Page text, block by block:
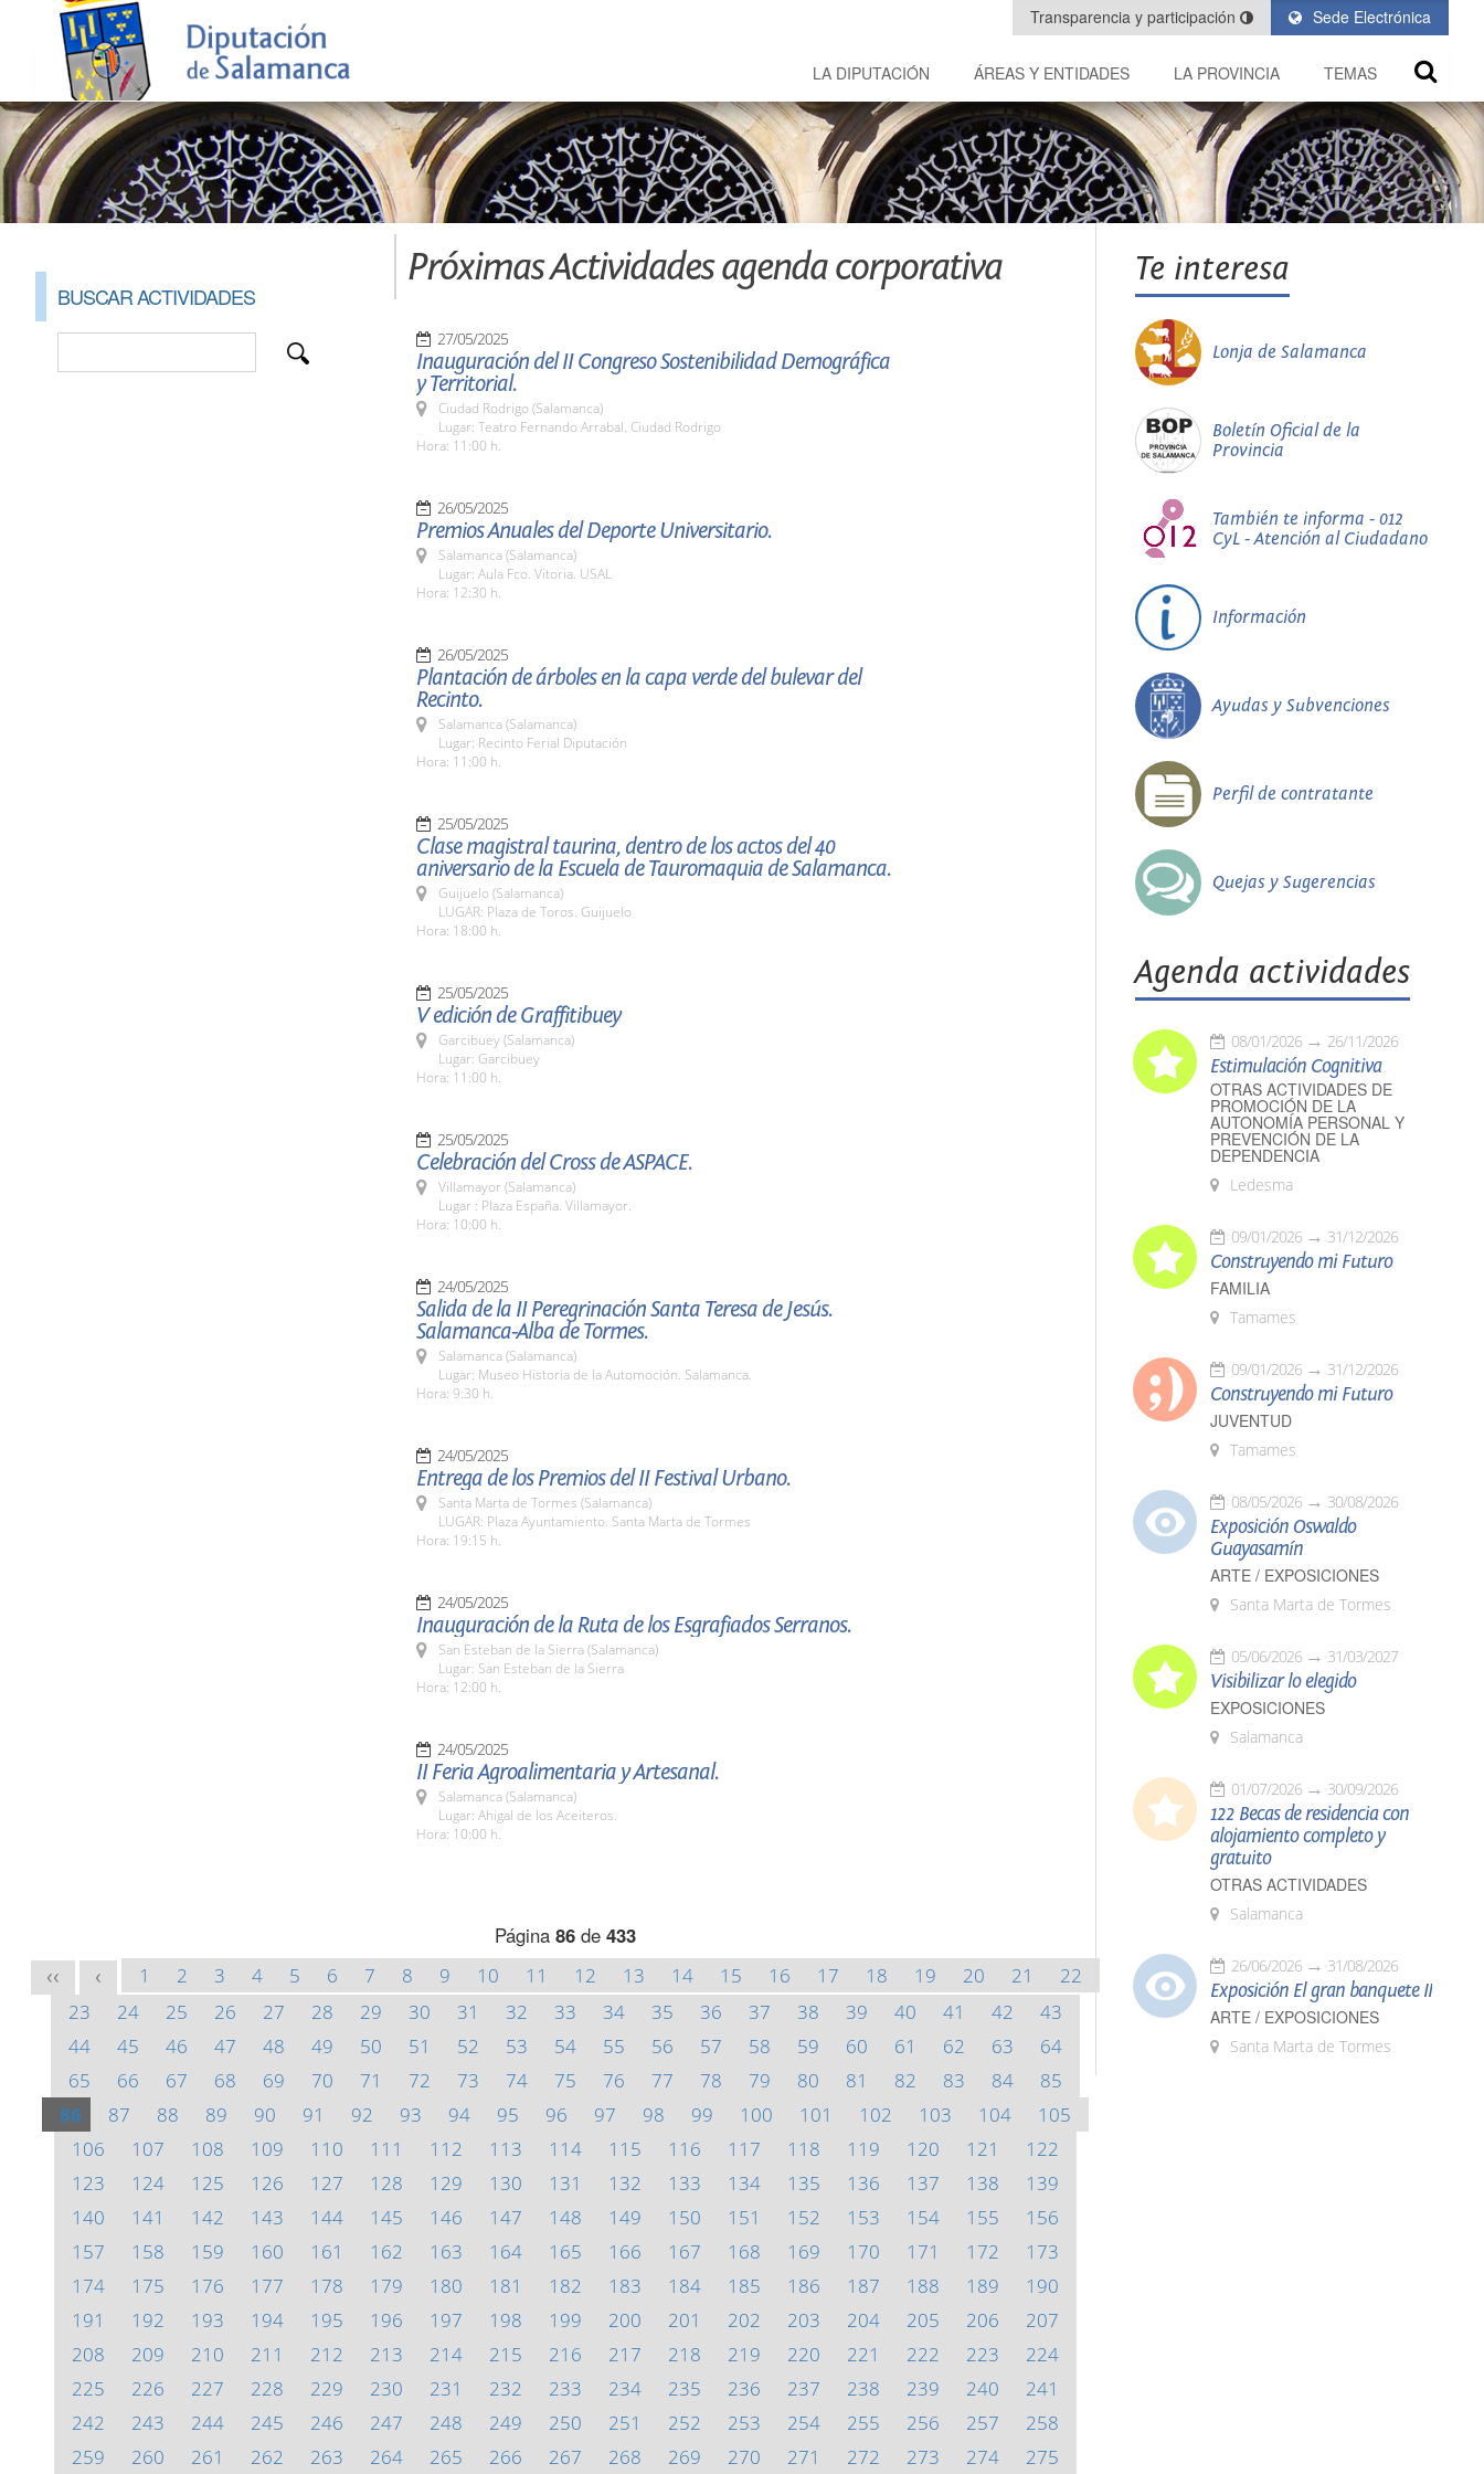
Sede Electrónica
Transparencia y participación
LA DIPUTACIÓN ÁREAS Y ENTIDADES LA PROVINCIA TEMAS
BUSCAR ACTIVIDADES
Próximas Actividades agenda corporativa
27/05/2025
Inauguración del II Congreso Sostenibilidad Demográfica
y Territorial.
Ciudad Rodrigo (Salamanca)
Lugar: Teatro Fernando Arrabal. Ciudad Rodrigo
Hora: 11:00 h.
26/05/2025
Premios Anuales del Deporte Universitario.
Salamanca (Salamanca)
Lugar: Aula Fco. Vitoria. USAL
Hora: 12:30 h.
26/05/2025
Plantación de árboles en la capa verde del bulevar del
Recinto.
Salamanca (Salamanca)
Lugar: Recinto Ferial Diputación
Hora: 11:00 h.
25/05/2025
Clase magistral taurina, dentro de los actos del 40
aniversario de la Escuela de Tauromaquia de Salamanca.
Guijuelo (Salamanca)
LUGAR: Plaza de Toros. Guijuelo
Hora: 18:00 h.
25/05/2025
V edición de Graffitibuey
Garcibuey (Salamanca)
Lugar: Garcibuey
Hora: 11:00 h.
25/05/2025
Celebración del Cross de ASPACE.
Villamayor (Salamanca)
Lugar : Plaza España. Villamayor.
Hora: 10:00 h.
24/05/2025
Salida de la II Peregrinación Santa Teresa de Jesús.
Salamanca-Alba de Tormes.
Salamanca (Salamanca)
Lugar: Museo Historia de la Automoción. Salamanca.
Hora: 9:30 h.
24/05/2025
Entrega de los Premios del II Festival Urbano.
Santa Marta de Tormes (Salamanca)
LUGAR: Plaza Ayuntamiento. Santa Marta de Tormes
Hora: 19:15 h.
24/05/2025
Inauguración de la Ruta de los Esgrafiados Serranos.
San Esteban de la Sierra (Salamanca)
Lugar: San Esteban de la Sierra
Hora: 12:00 h.
24/05/2025
II Feria Agroalimentaria y Artesanal.
Salamanca (Salamanca)
Lugar: Ahigal de los Aceiteros.
Hora: 10:00 h.
Página 86 de 433
<< < 1 2 3 4 5 6 7 8 9 10 11 12 13 14 15 16 17 18 19 20 21
22
23
24 25 26 27 28 29 30 31 32 33 34 35 36 37 38 39 40 41 42
43
44
45 46 47 48 49 50 51 52 53 54 55 56 57 58 59 60 61 62 63
64
65
66 67 68 69 70 71 72 73 74 75 76 77 78 79 80 81 82 83 84
85
86
87 88 89 90 91 92 93 94 95 96 97 98 99 100 101 102 103 104
105
106
107 108 109 110 111 112 113 114 115 116 117 118 119 120 121
122
123
124 125 126 127 128 129 130 131 132 133 134 135 136 137 138
139
140
141 142 143 144 145 146 147 148 149 150 151 152 153 154 155
156
157
158 159 160 161 162 163 164 165 166 167 168 169 170 171 172
173
174
175 176 177 178 179 180 181 182 183 184 185 186 187 188 189
190
191
192 193 194 195 196 197 198 199 200 201 202 203 204 205 206
207
208
209 210 211 212 213 214 215 216 217 218 219 220 221 222 223
224
225
226 227 228 229 230 231 232 233 234 235 236 237 238 239 240
241
242
243 244 245 246 247 248 249 250 251 252 253 254 255 256 257
258
259
260 261 262 263 264 265 266 267 268 269 270 271 272 273 274 275
Te interesa
Lonja de Salamanca
Boletín Oficial de la
Provincia
También te informa - 012
CyL - Atención al Ciudadano
Información
Ayudas y Subvenciones
Perfil de contratante
Quejas y Sugerencias
Agenda actividades
08/01/2026 26/11/2026
Estimulación Cognitiva
OTRAS ACTIVIDADES DE
PROMOCIÓN DE LA
AUTONOMÍA PERSONAL Y
PREVENCIÓN DE LA
DEPENDENCIA
Ledesma
09/01/2026 31/12/2026
Construyendo mi Futuro
FAMILIA
Tamames
09/01/2026 31/12/2026
Construyendo mi Futuro
JUVENTUD
Tamames
08/05/2026 30/08/2026
Exposición Oswaldo
Guayasamín
ARTE / EXPOSICIONES
Santa Marta de Tormes
05/06/2026 31/03/2027
Visibilizar lo elegido
EXPOSICIONES
Salamanca
01/07/2026 30/09/2026
122 Becas de residencia con
alojamiento completo y
gratuito
OTRAS ACTIVIDADES
Salamanca
26/06/2026 31/08/2026
Exposición El gran banquete II
ARTE / EXPOSICIONES
Santa Marta de Tormes